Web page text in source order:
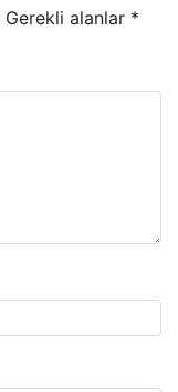
Gerekli alanlar *